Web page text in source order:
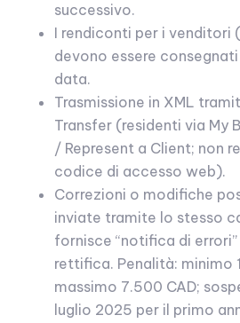
successivo.
I rendiconti per i venditori
devono essere
data.
Trasmissione in XML
Transfer (residenti via My
/ Represent a Client; non
codice di accesso web).
Correzioni o modifiche
inviate tramite lo stesso
fornisce “notifica di
rettifica. Penalità: minimo
massimo 7.500 CAD;
luglio 2025 per il primo